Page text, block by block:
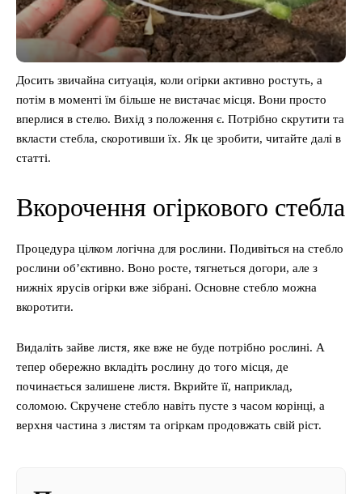
Досить звичайна ситуація, коли огірки активно ростуть, а
потім в моменті їм більше не вистачає місця. Вони просто
вперлися в стелю. Вихід з положення є. Потрібно скрутити та
вкласти стебла, скоротивши їх. Як це зробити, читайте далі в
статті.
Вкорочення огіркового стебла
Процедура цілком логічна для рослини. Подивіться на стебло
рослини об’єктивно. Воно росте, тягнеться догори, але з
нижніх ярусів огірки вже зібрані. Основне стебло можна
вкоротити.
Видаліть зайве листя, яке вже не буде потрібно рослині. А
тепер обережно вкладіть рослину до того місця, де
починається залишене листя. Вкрийте її, наприклад,
соломою. Скручене стебло навіть пусте з часом корінці, а
верхня частина з листям та огіркам продовжать свій ріст.